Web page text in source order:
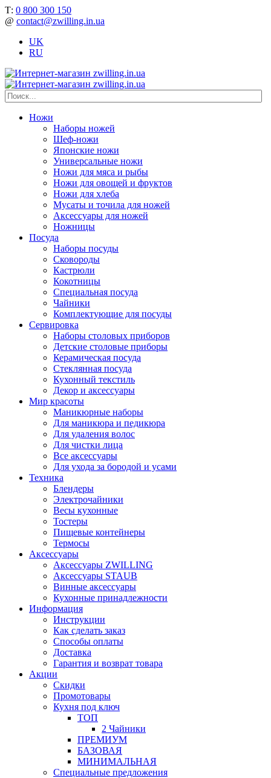
Т: 0 800 300 150
@ contact@zwilling.in.ua
UK
RU
Ножи
Наборы ножей
Шеф-ножи
Японские ножи
Универсальные ножи
Ножи для мяса и рыбы
Ножи для овощей и фруктов
Ножи для хлеба
Мусаты и точила для ножей
Аксессуары для ножей
Ножницы
Посуда
Наборы посуды
Сковороды
Кастрюли
Кокотницы
Специальная посуда
Чайники
Комплектующие для посуды
Сервировка
Наборы столовых приборов
Детские столовые приборы
Керамическая посуда
Стеклянная посуда
Кухонный текстиль
Декор и аксессуары
Мир красоты
Маникюрные наборы
Для маникюра и педикюра
Для удаления волос
Для чистки лица
Все аксессуары
Для ухода за бородой и усами
Техника
Блендеры
Электрочайники
Весы кухонные
Тостеры
Пищевые контейнеры
Термосы
Аксессуары
Аксессуары ZWILLING
Аксессуары STAUB
Винные аксессуары
Кухонные принадлежности
Информация
Инструкции
Как сделать заказ
Способы оплаты
Доставка
Гарантия и возврат товара
Акции
Скидки
Промотовары
Кухня под ключ
ТОП
2 Чайники
ПРЕМИУМ
БАЗОВАЯ
МИНИМАЛЬНАЯ
Специальные предложения